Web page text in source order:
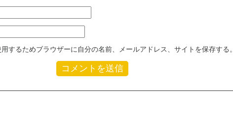
するためブラウザーに自分の名前、メールアドレス、サイトを保存する。